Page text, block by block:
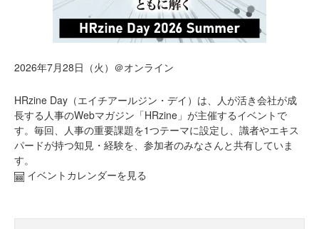
2026年7月28日（火）＠オンライン
HRzine Day（エイチアールジン・デイ）は、人が活き会社が成
長する人事のWebマガジン「HRzine」が主催するイベントで
す。毎回、人事の重要課題を1つテーマに設定し、識者やエキス
パードが持つ知見・経験を、参加者のみなさんと共有していま
す。
イベントカレンダーを見る